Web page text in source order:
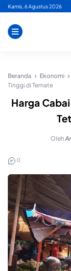
Skip
content
Kamis, 6 Agustus 2026
Beranda Ekonomi
Tinggi di Ternate
Harga
Oleh
0